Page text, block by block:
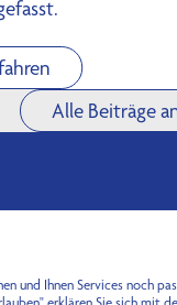
Alle Beiträge
und Ihnen Services noch